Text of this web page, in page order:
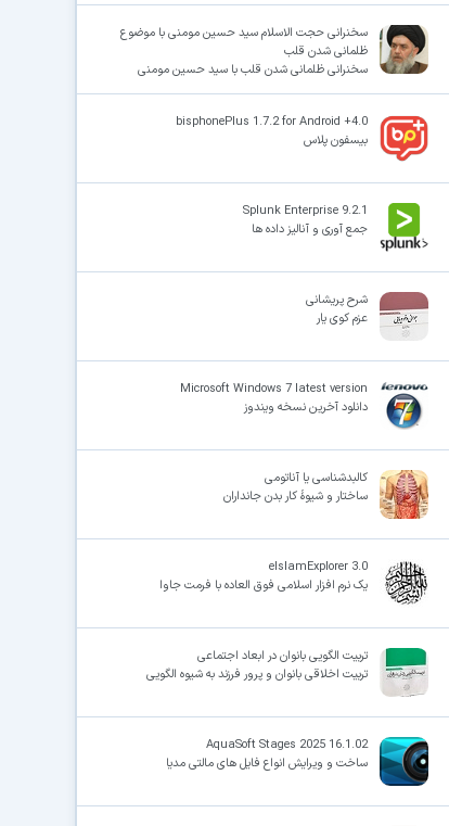
سخنرانی حجت الاسلام سید حسین مومنی با موضوع
ظلمانی شدن قلب
سخنرانی ظلمانی شدن قلب با سید حسین مومنی
bisphonePlus 1.7.2 for Android +4.0
بیسفون پلاس
Splunk Enterprise 9.2.1
جمع آوری و آنالیز داده ها
شرح پریشانی
عزم کوی یار
Microsoft Windows 7 latest version
دانلود آخرین نسخه ویندوز
کالبدشناسی یا آناتومی
ساختار و شیوهٔ کار بدن جانداران
eIslamExplorer 3.0
یک نرم افزار اسلامی فوق العاده با فرمت جاوا
تربیت الگویی بانوان در ابعاد اجتماعی
تربیت اخلاقی بانوان و پرور فرزند به شیوه الگویی
AquaSoft Stages 2025 16.1.02
ساخت و ویرایش انواع فایل های مالتی مدیا